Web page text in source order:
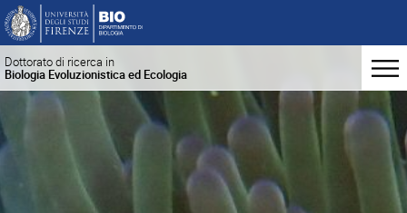
Dottorato di ricerca in
Biologia Evoluzionistica ed Ecologia